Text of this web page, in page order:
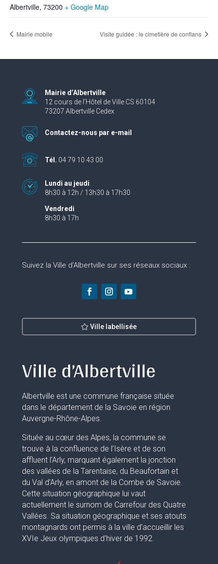
Albertville, 73200 + Google Map
Mairie mobile Visite guidée : le cimetière de conflans
Mairie d’Albertville
12 cours de l’Hôtel de Ville CS 60104
73207 Albertville Cedex
Contactez-nous par e-mail
Tél. 04 79 10 43 00
Lundi au jeudi
8h30 à 12h / 13h30 à 17h30
Vendredi
8h30 à 17h
Suivez la Ville d’Albertville sur ses réseaux sociaux :
Ville labellisée
Ville d’Albertville
Albertville est une commune française située
dans le département de la Savoie en région
Auvergne-Rhône-Alpes.
Située au cœur des Alpes, la commune se
trouve à la confluence de l’Isère et de son
affluent l’Arly, marquant également la jonction
des vallées de la Tarentaise, du Beaufortain et
du Val d’Arly, en amont de la Combe de Savoie.
Cette situation géographique lui vaut
actuellement le surnom de Carrefour des Quatre
Vallées. Sa situation géographique et ses atouts
montagnards ont permis à la ville d’accueillir les
XVIe Jeux olympiques d’hiver de 1992.